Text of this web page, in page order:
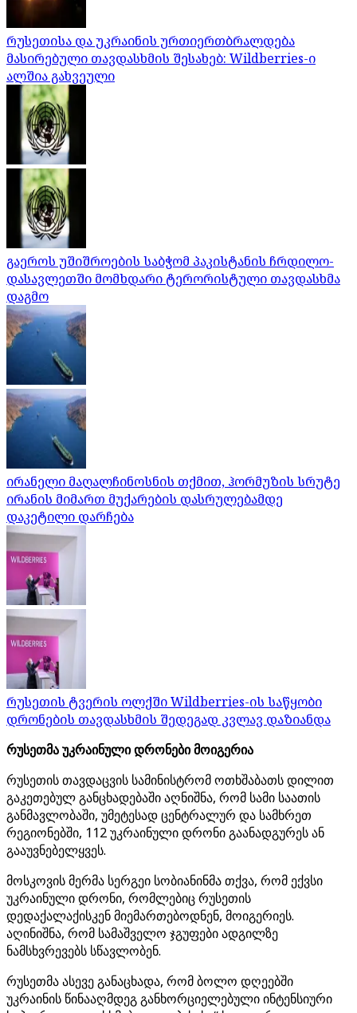
რუსეთისა და უკრაინის ურთიერთბრალდება
მასირებული თავდასხმის შესახებ: Wildberries-ი
ალშია გახვეული
გაეროს უშიშროების საბჭომ პაკისტანის ჩრდილო-
დასავლეთში მომხდარი ტერორისტული თავდასხმა
დაგმო
ირანელი მაღალჩინოსნის თქმით, ჰორმუზის სრუტე
ირანის მიმართ მუქარების დასრულებამდე
დაკეტილი დარჩება
რუსეთის ტვერის ოლქში Wildberries-ის საწყობი
დრონების თავდასხმის შედეგად კვლავ დაზიანდა
რუსეთმა უკრაინული დრონები მოიგერია
რუსეთის თავდაცვის სამინისტრომ ოთხშაბათს დილით
გაკეთებულ განცხადებაში აღნიშნა, რომ სამი საათის
განმავლობაში, უმეტესად ცენტრალურ და სამხრეთ
რეგიონებში, 112 უკრაინული დრონი გაანადგურეს ან
გააუვნებელყვეს.
მოსკოვის მერმა სერგეი სობიანინმა თქვა, რომ ექვსი
უკრაინული დრონი, რომლებიც რუსეთის
დედაქალაქისკენ მიემართებოდნენ, მოიგერიეს.
აღინიშნა, რომ სამაშველო ჯგუფები ადგილზე
ნამსხვრევებს სწავლობენ.
რუსეთმა ასევე განაცხადა, რომ ბოლო დღეებში
უკრაინის წინააღმდეგ განხორციელებული ინტენსიური